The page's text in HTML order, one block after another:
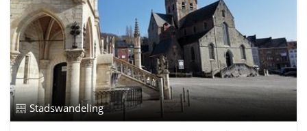
Stadswandeling